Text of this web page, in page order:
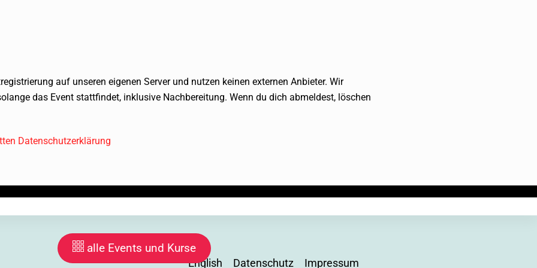
auf unseren eigenen Server und nutzen keinen externen Anbieter. Wir
das Event stattfindet, inklusive Nachbereitung. Wenn du dich abmeldest, löschen
Datenschutzerklärung
alle Events und Kurse
English Datenschutz Impressum